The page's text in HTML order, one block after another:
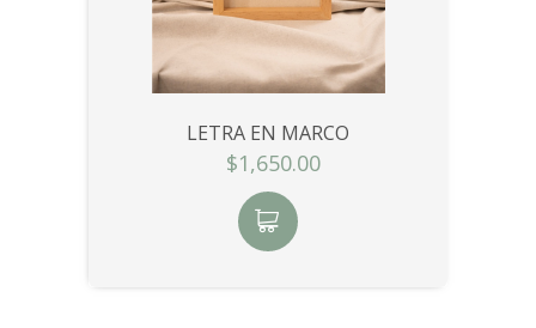
LETRA EN MARCO
$1,650.00